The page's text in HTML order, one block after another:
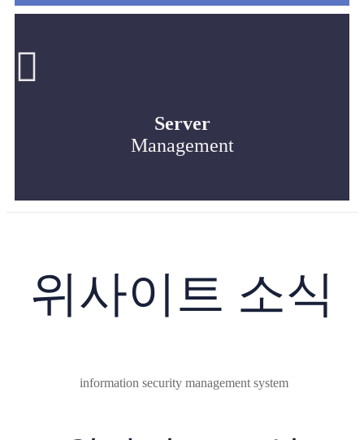
Server
Management
위사이트 소식
information security management system